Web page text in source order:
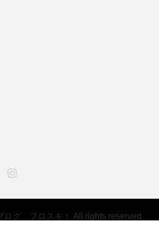
ログ フロスキ！ All rights reserved.